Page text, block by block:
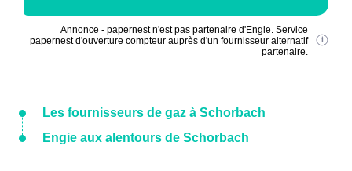
Annonce - papernest n'est pas partenaire d'Engie. Service
papernest d'ouverture compteur auprès d'un fournisseur alternatif
partenaire.
Les fournisseurs de gaz à Schorbach
Engie aux alentours de Schorbach